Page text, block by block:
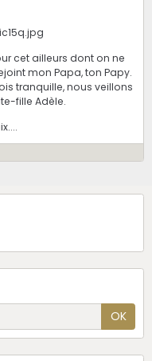
cet ailleurs dont on ne
mon Papa, ton Papy.
tranquille, nous veillons
fille Adèle.
OK